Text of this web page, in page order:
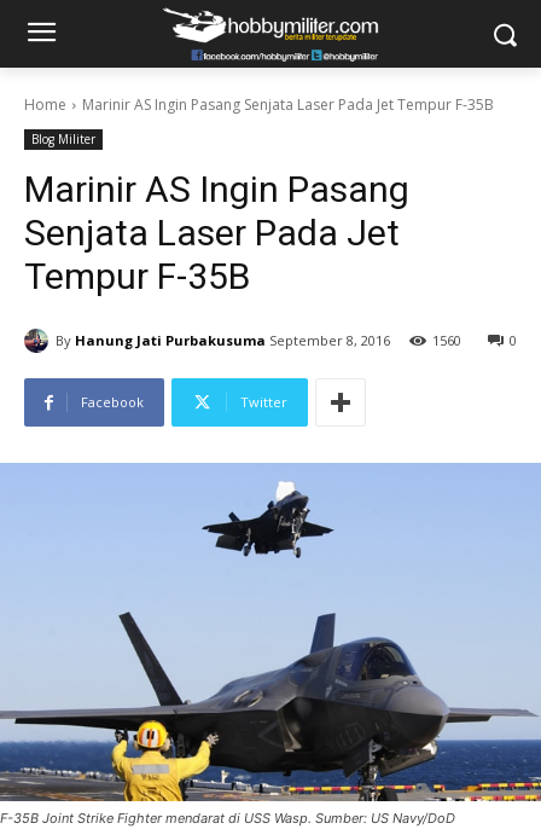
Home Marinir AS Ingin Pasang Senjata Laser Pada Jet Tempur F-35B
Blog Militer
Marinir AS Ingin Pasang
Senjata Laser Pada Jet
Tempur F-35B
By Hanung Jati Purbakusuma September 8, 2016 0
1560
Facebook Twitter
F-35B Joint Strike Fighter mendarat di USS Wasp. Sumber: US Navy/DoD